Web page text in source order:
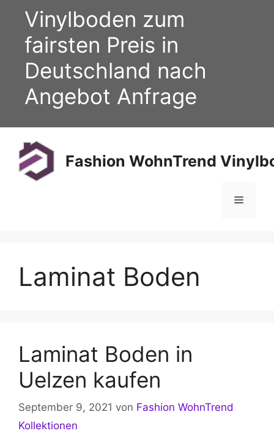
springen
Vinylboden zum
fairsten Preis in
Deutschland nach
Angebot Anfrage
Fashion WohnTrend
Menü
Laminat Boden
Laminat Boden in
Uelzen kaufen
September 9, 2021 von Fashion WohnTrend
Kollektionen